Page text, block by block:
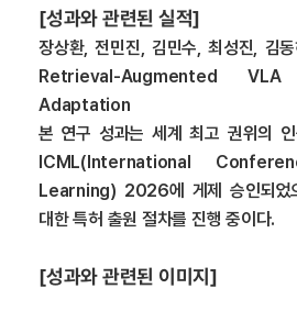
[성과와 관련된 실적]
장상환, 전민진, 김민수, 최성진, 김
Retrieval-Augmented
Adaptation
본 연구 성과는 세계 최고 권위의 인
ICML(International
Learning) 2026에 게제 승인되었
대한 특허 출원 절차를 진행 중이다.
[성과와 관련된 이미지]